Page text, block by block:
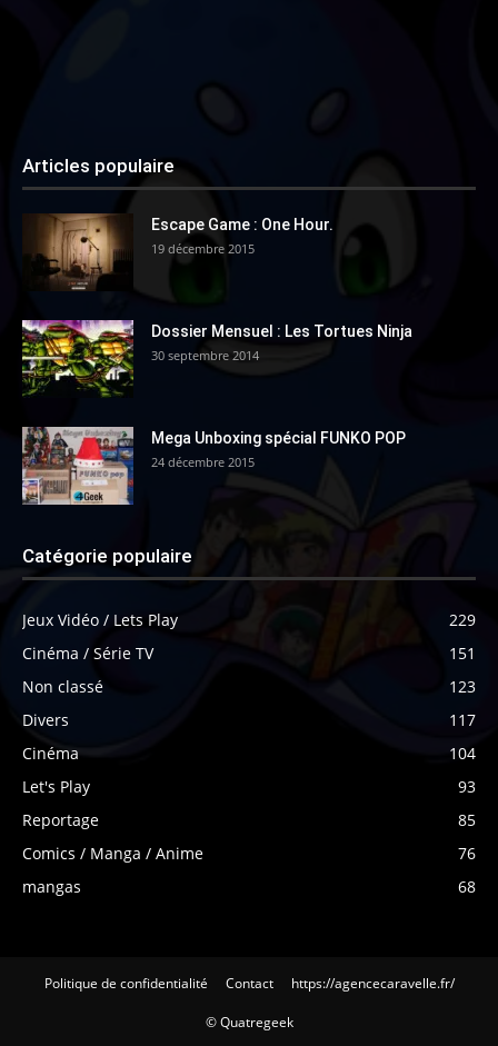
Articles populaire
Escape Game : One Hour.
19 décembre 2015
Dossier Mensuel : Les Tortues Ninja
30 septembre 2014
Mega Unboxing spécial FUNKO POP
24 décembre 2015
Catégorie populaire
Jeux Vidéo / Lets Play
229
Cinéma / Série TV
151
Non classé
123
Divers
117
Cinéma
104
Let's Play
93
Reportage
85
Comics / Manga / Anime
76
mangas
68
Politique de confidentialité Contact https://agencecaravelle.fr/
© Quatregeek